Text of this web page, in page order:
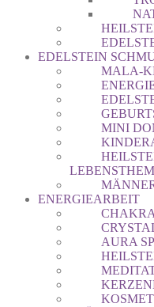
EDELSTEIN
MALA-
MINI
ENERGIEARBEIT
AURA